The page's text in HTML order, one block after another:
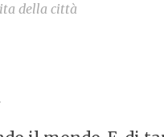
della città